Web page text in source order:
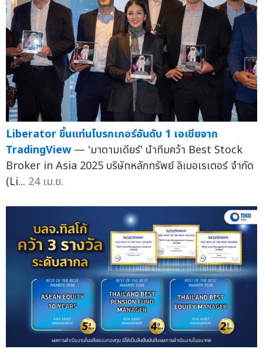
Liberator ขึ้นแท่นโบรกเกอร์อันดับ 1 เอเชียจาก
TradingView — 'มาดามเดียร์' นำทีมคว้า Best Stock
Broker in Asia 2025 บริษัทหลักทรัพย์ ลิเบอเรเตอร์ จำกัด
(Li... 24 เม.ย.